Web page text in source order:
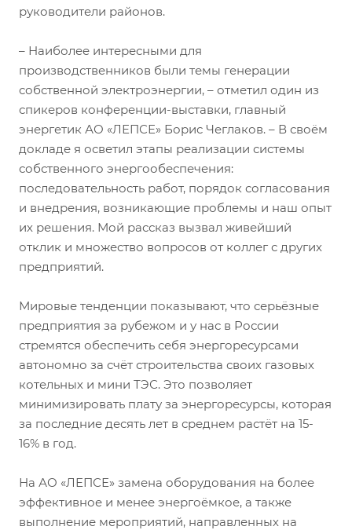
руководители районов.
– Наиболее интересными для
производственников были темы генерации
собственной электроэнергии, – отметил один из
спикеров конференции-выставки, главный
энергетик АО «ЛЕПСЕ» Борис Чеглаков. – В своём
докладе я осветил этапы реализации системы
собственного энергообеспечения:
последовательность работ, порядок согласования
и внедрения, возникающие проблемы и наш опыт
их решения. Мой рассказ вызвал живейший
отклик и множество вопросов от коллег с других
предприятий.
Мировые тенденции показывают, что серьёзные
предприятия за рубежом и у нас в России
стремятся обеспечить себя энергоресурсами
автономно за счёт строительства своих газовых
котельных и мини ТЭС. Это позволяет
минимизировать плату за энергоресурсы, которая
за последние десять лет в среднем растёт на 15-
16% в год.
На АО «ЛЕПСЕ» замена оборудования на более
эффективное и менее энергоёмкое, а также
выполнение мероприятий, направленных на